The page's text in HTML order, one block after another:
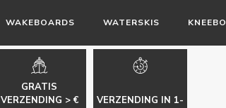
WAKEBOARDS WATERSKIS
GRATIS
VERZENDING > €
VERZENDING IN 1-